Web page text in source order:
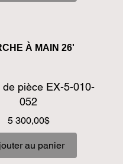
À MAIN 26'
de pièce EX-5-010-
052
5 300,00$Prix
au panier